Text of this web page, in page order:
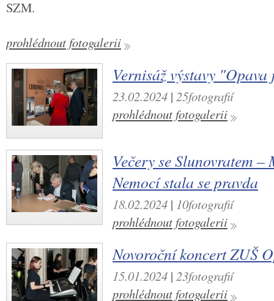
SZM.
prohlédnout fotogalerii
Vernisáž výstavy
23.02.2024 | 25fotografií
prohlédnout fotogalerii
Večery se Slunovratem
Nemocí stala se pravda
18.02.2024 | 10fotografií
prohlédnout fotogalerii
Novoroční koncert ZUŠ
15.01.2024 | 23fotografií
prohlédnout fotogalerii